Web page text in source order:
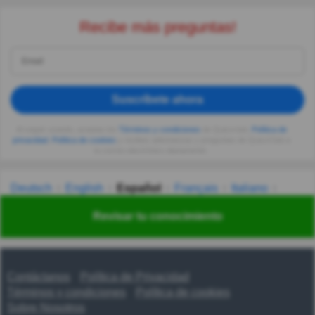
Revisar tu conocimiento
Recibe más preguntas!
Suscríbete ahora
privacidad
Deutsch English Español Français
Italiano
Українська हिन्दी 한국어 汉语
Contáctanos
Política de Privacidad
Términos y condiciones